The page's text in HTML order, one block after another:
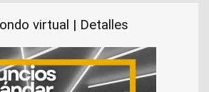
virtual | Detalles